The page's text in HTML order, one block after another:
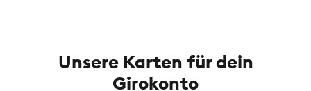
Unsere Karten für dein
Girokonto